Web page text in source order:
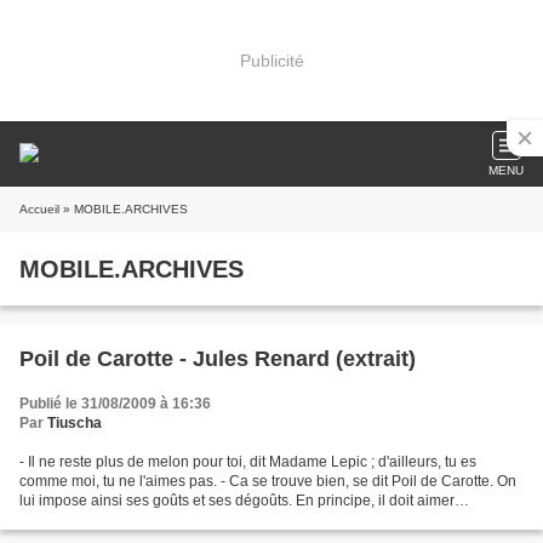
Publicité
MENU
Accueil » MOBILE.ARCHIVES
MOBILE.ARCHIVES
Poil de Carotte - Jules Renard (extrait)
Publié le 31/08/2009 à 16:36
Par Tiuscha
- Il ne reste plus de melon pour toi, dit Madame Lepic ; d'ailleurs, tu es
comme moi, tu ne l'aimes pas. - Ca se trouve bien, se dit Poil de Carotte. On
lui impose ainsi ses goûts et ses dégoûts. En principe, il doit aimer